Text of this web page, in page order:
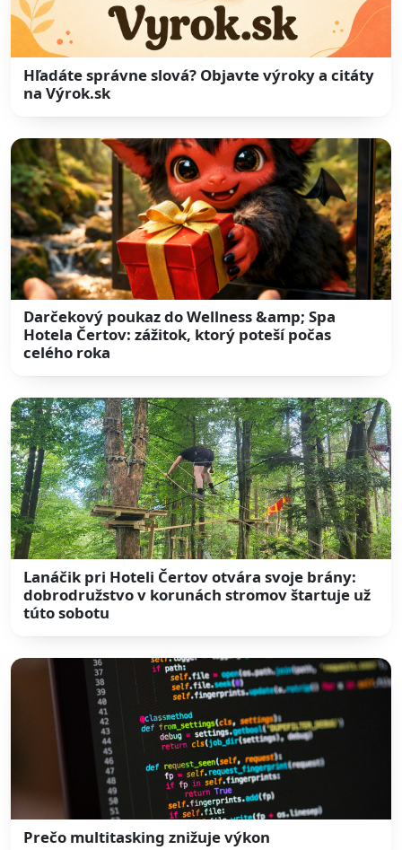
Hľadáte správne slová? Objavte výroky a citáty
na Výrok.sk
Darčekový poukaz do Wellness &amp; Spa
Hotela Čertov: zážitok, ktorý poteší počas
celého roka
Lanáčik pri Hoteli Čertov otvára svoje brány:
dobrodružstvo v korunách stromov štartuje už
túto sobotu
Prečo multitasking znižuje výkon